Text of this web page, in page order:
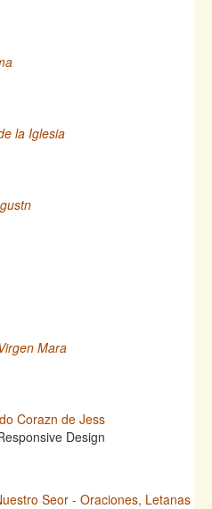
la Iglesia
Mara
Corazn de Jess
Seor - Oraciones, Letanas